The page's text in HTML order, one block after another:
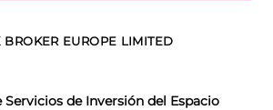
BROKER EUROPE LIMITED
Servicios de Inversión del Espacio